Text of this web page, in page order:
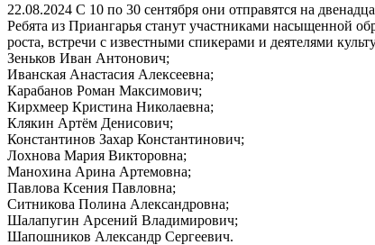
22.08.2024 С 10 по 30 сентября они отправятся на
Ребята из Приангарья станут участниками насыщенной
роста, встречи с известными спикерами и деятелями
Зеньков Иван Антонович;
Иванская Анастасия Алексеевна;
Карабанов Роман Максимович;
Кирхмеер Кристина Николаевна;
Клякин Артём Денисович;
Константинов Захар Константинович;
Лохнова Мария Викторовна;
Манохина Арина Артемовна;
Павлова Ксения Павловна;
Ситникова Полина Александровна;
Шалапугин Арсений Владимирович;
Шапошников Александр Сергеевич.